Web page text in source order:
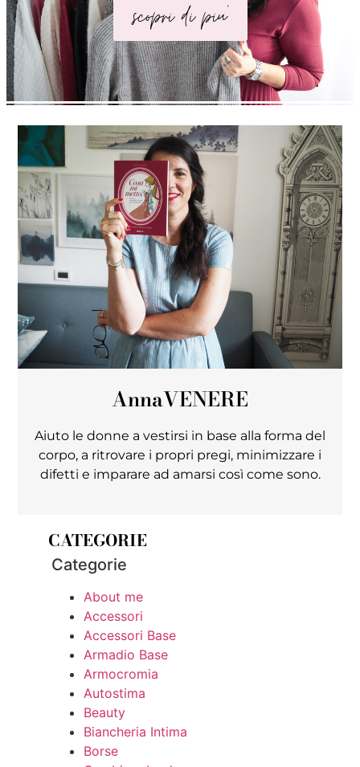
scopri di piu'
AnnaVENERE
Aiuto le donne a vestirsi in base alla forma del
corpo, a ritrovare i propri pregi, minimizzare i
difetti e imparare ad amarsi così come sono.
CATEGORIE
Categorie
About me
Accessori
Accessori Base
Armadio Base
Armocromia
Autostima
Beauty
Biancheria Intima
Borse